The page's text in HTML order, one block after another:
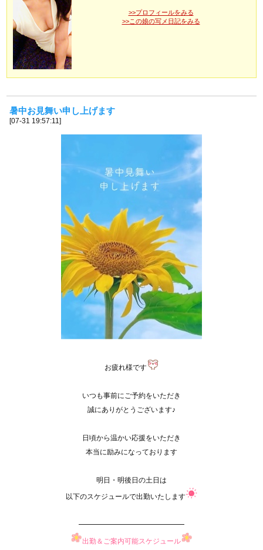
>>プロフィールをみる
>>この娘の写メ日記をみる
暑中お見舞い申し上げます
[07-31 19:57:11]
お疲れ様です
いつも事前にご予約をいただき
誠にありがとうございます♪
日頃から温かい応援をいただき
本当に励みになっております
明日・明後日の土日は
以下のスケジュールで出勤いたします
━━━━━━━━━━━━━━━
出勤＆ご案内可能スケジュール